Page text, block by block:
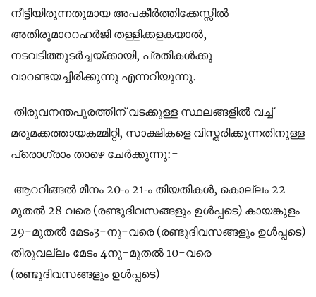
നീട്ടിയിരുന്നതുമായ അപകീര്‍ത്തിക്കേസ്സില്‍
അതിരുമാററഹര്‍ജി തള്ളിക്കളകയാല്‍,
നടവടിത്തുടര്‍ച്ചയ്ക്കായി, പ്രതികള്‍ക്കു
വാറണ്ടയച്ചിരിക്കുന്നു എന്നറിയുന്നു.
തിരുവനന്തപുരത്തിന് വടക്കുള്ള സ്ഥലങ്ങളില്‍ വച്ച്
മരുമക്കത്തായകമ്മിറ്റി, സാക്ഷികളെ വിസ്തരിക്കുന്നതിനുള്ള
പ്രൊഗ്രാം താഴെ ചേര്‍ക്കുന്നു:-
ആററിങ്ങല്‍ മീനം 20-ം 21-ം തിയതികള്‍, കൊല്ലം 22
മുതല്‍ 28 വരെ (രണ്ടുദിവസങ്ങളും ഉള്‍പ്പടെ) കായങ്കുളം
29-മുതല്‍ മേടം3-നു-വരെ (രണ്ടുദിവസങ്ങളും ഉള്‍പ്പടെ)
തിരുവല്ലം മേടം 4നു-മുതല്‍ 10-വരെ
(രണ്ടുദിവസങ്ങളും ഉള്‍പ്പടെ)